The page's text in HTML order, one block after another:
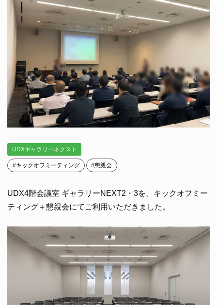
UDXギャラリーネクスト
#キックオフミーティング #懇親会
UDX4階会議室 ギャラリーNEXT2・3を、キックオフミー
ティング＋懇親会にてご利用いただきました。